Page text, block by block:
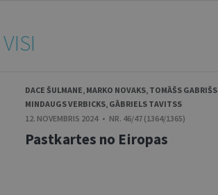
VISI
DACE ŠULMANE MARKO NOVAKS TOMĀŠS GABRIŠS
MINDAUGS VERBICKS GĀBRIELS TAVITSS
12. NOVEMBRIS 2024 • NR. 46/47 (1364/1365)
Pastkartes no Eiropas